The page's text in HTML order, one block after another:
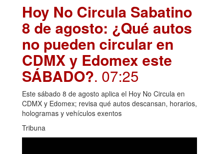
Hoy No Circula Sabatino
8 de agosto: ¿Qué autos
no pueden circular en
CDMX y Edomex este
SÁBADO?. 07:25
Este sábado 8 de agosto aplica el Hoy No Circula en
CDMX y Edomex; revisa qué autos descansan, horarios,
hologramas y vehículos exentos
Tribuna